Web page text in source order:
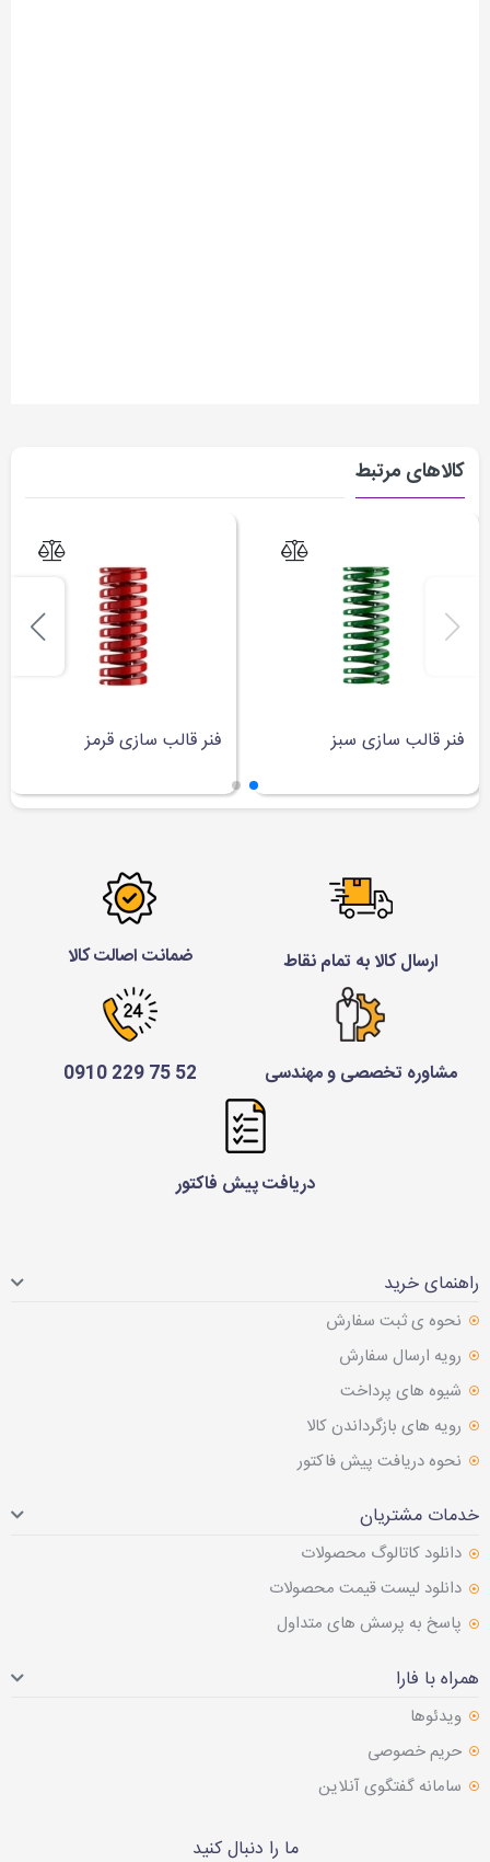
کالاهای مرتبط
فنر قالب سازی سبز فنر قالب سازی قرمز
ارسال کالا به تمام نقاط ضمانت اصالت کالا
مشاوره تخصصی و مهندسی 52 75 229 0910
دریافت پیش فاکتور
راهنمای خرید
نحوه ی ثبت سفارش
رویه ارسال سفارش
شیوه های پرداخت
رویه های بازگرداندن کالا
نحوه دریافت پیش فاکتور
خدمات مشتریان
دانلود کاتالوگ محصولات
دانلود لیست قیمت محصولات
پاسخ به پرسش های متداول
همراه با فارا
ویدئوها
حریم خصوصی
سامانه گفتگوی آنلاین
ما را دنبال کنید